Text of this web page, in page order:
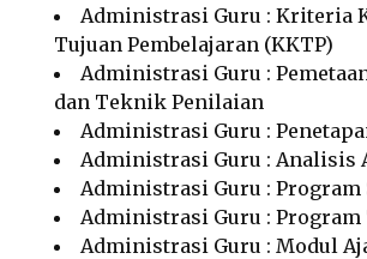
Administrasi Guru : Kriteria
Tujuan Pembelajaran (KKTP)
Administrasi Guru :
dan Teknik Penilaian
Administrasi Guru :
Administrasi Guru : Analisis
Administrasi Guru : Program
Administrasi Guru : Program
Administrasi Guru : Modul